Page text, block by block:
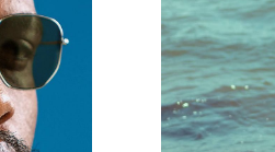
Γυαλιά Ηλίου Επώνυμες Μάρκες
Ray-Ban
Μόδα
RB3857 919931 51